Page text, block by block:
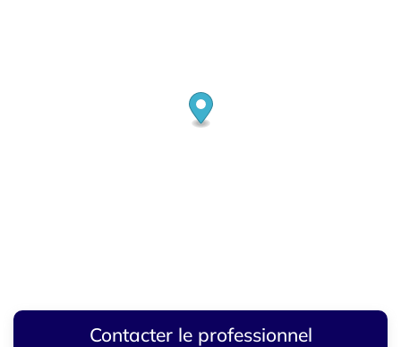
Contacter le professionnel